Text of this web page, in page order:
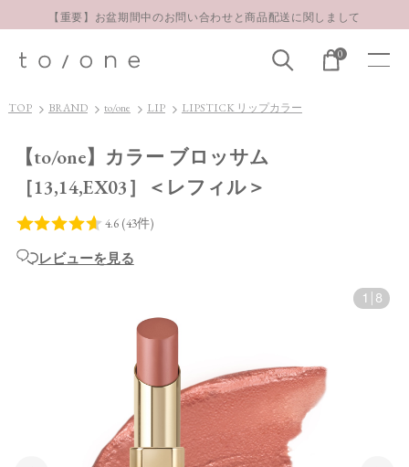
LINE お友達登録 500円OFFクーポンプレゼント
LINE お友達登録 500円OFFクーポンプレゼント
0
TOP BRAND to/one LIP LIPSTICK リップカラー
【to/one】カラー ブロッサム
［13,14,EX03］＜レフィル＞
レビューを見る
1 8